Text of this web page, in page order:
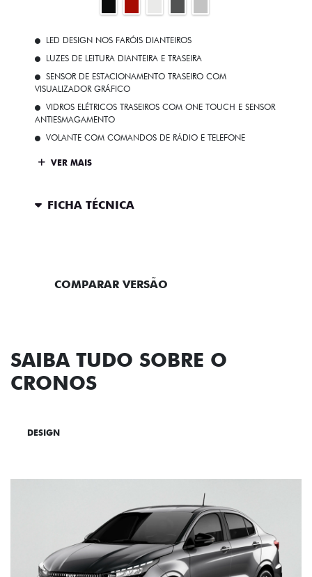
LED DESIGN NOS FARÓIS DIANTEIROS
LUZES DE LEITURA DIANTEIRA E TRASEIRA
SENSOR DE ESTACIONAMENTO TRASEIRO COM
VISUALIZADOR GRÁFICO
VIDROS ELÉTRICOS TRASEIROS COM ONE TOUCH E SENSOR
ANTIESMAGAMENTO
VOLANTE COM COMANDOS DE RÁDIO E TELEFONE
VER MAIS
FICHA TÉCNICA
COMPARAR VERSÃO
SAIBA TUDO SOBRE O
CRONOS
DESIGN